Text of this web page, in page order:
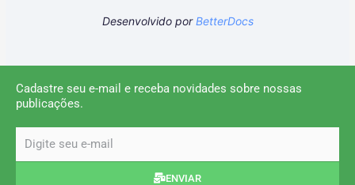
Desenvolvido porBetterDocs
Cadastre seu e-mail e receba novidades sobre nossas
publicações.
ENVIAR